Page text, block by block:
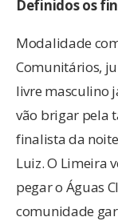
Definidos os
Modalidade
Comunitários,
livre masculino
vão brigar pela
finalista da
Luiz. O Limeira
pegar o Águas
comunidade